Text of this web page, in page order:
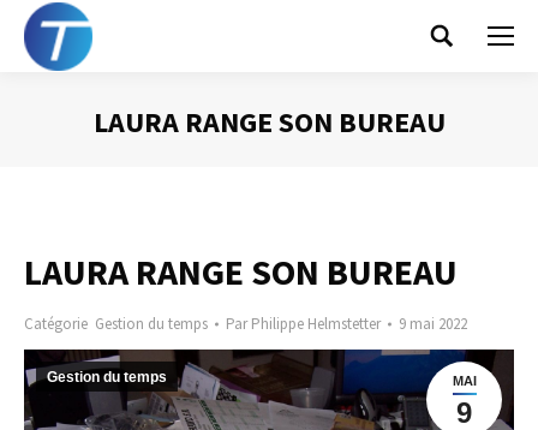
Search:
LAURA RANGE SON BUREAU
LAURA RANGE SON BUREAU
Catégorie Gestion du temps ParPhilippe Helmstetter 9 mai 2022
MAI
9
Gestion du temps